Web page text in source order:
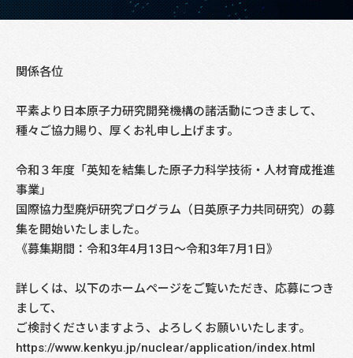
関係各位
平素より日本原子力研究開発機構の諸活動につきまして、
種々ご協力賜り、厚くお礼申し上げます。
令和３年度「英知を結集した原子力科学技術・人材育成推進
事業」
国際協力型廃炉研究プログラム（日英原子力共同研究）の募
集を開始いたしました。
《募集期間：令和3年4月13日～令和3年7月1日》
詳しくは、以下のホームページをご覧いただき、応募につき
まして、
ご検討くださいますよう、よろしくお願いいたします。
https://www.kenkyu.jp/nuclear/application/index.html